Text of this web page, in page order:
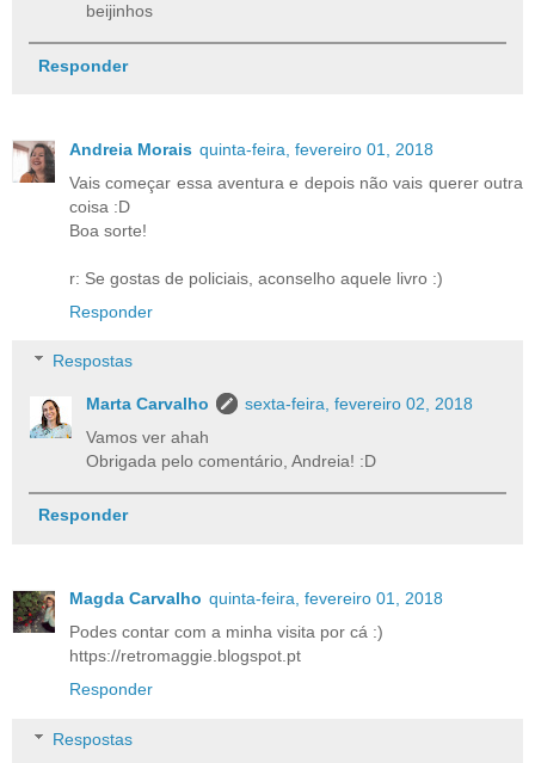
beijinhos
Responder
Andreia Morais quinta-feira, fevereiro 01, 2018
Vais começar essa aventura e depois não vais querer outra
coisa :D
Boa sorte!
r: Se gostas de policiais, aconselho aquele livro :)
Responder
Respostas
Marta Carvalho
sexta-feira, fevereiro 02, 2018
Vamos ver ahah
Obrigada pelo comentário, Andreia! :D
Responder
Magda Carvalho quinta-feira, fevereiro 01, 2018
Podes contar com a minha visita por cá :)
https://retromaggie.blogspot.pt
Responder
Respostas